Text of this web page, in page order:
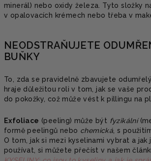
minerál) nebo oxidy železa. Tyto složky
v opalovacích krémech nebo třeba v
NEODSTRAŇUJETE
BUŇKY
To, zda se pravidelně zbavujete
hraje důležitou roli v tom, jak se vaše
do pokožky, což může vést k pillingu na
Exfoliace (peeling) může být fyzikální
formě peelingů nebo chemická , s
O tom, jak si mezi kyselinami vybrat a jak
používat, si můžete přečíst v našem